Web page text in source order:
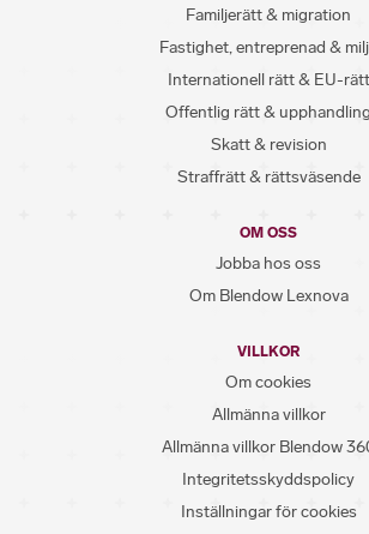
Familjerätt & migration
Fastighet, entreprenad &
Internationell rätt & EU-rätt
Offentlig rätt & upphandling
Skatt & revision
Straffrätt & rättsväsende
OM OSS
Jobba hos oss
Om Blendow Lexnova
VILLKOR
Om cookies
Allmänna villkor
Allmänna villkor Blendow
Integritetsskyddspolicy
Inställningar för cookies